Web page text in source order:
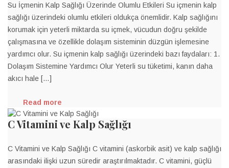
Su İçmenin Kalp Sağlığı Üzerinde Olumlu Etkileri Su içmenin kalp
sağlığı üzerindeki olumlu etkileri oldukça önemlidir. Kalp sağlığını
korumak için yeterli miktarda su içmek, vücudun doğru şekilde
çalışmasına ve özellikle dolaşım sisteminin düzgün işlemesine
yardımcı olur. Su içmenin kalp sağlığı üzerindeki bazı faydaları: 1.
Dolaşım Sistemine Yardımcı Olur Yeterli su tüketimi, kanın daha
akıcı hale […]
Read more
C Vitamini ve Kalp Sağlığı
C Vitamini ve Kalp Sağlığı C vitamini (askorbik asit) ve kalp sağlığı
arasındaki ilişki uzun süredir araştırılmaktadır. C vitamini, güçlü